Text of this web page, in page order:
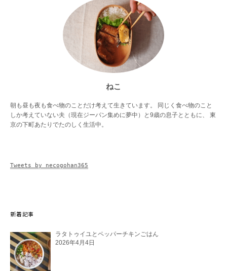
ねこ
朝も昼も夜も食べ物のことだけ考えて生きています。 同じく食べ物のこと
しか考えていない夫（現在ジーパン集めに夢中）と9歳の息子とともに、 東
京の下町あたりでたのしく生活中。
Tweets by necogohan365
新着記事
ラタトゥイユとペッパーチキンごはん
2026年4月4日